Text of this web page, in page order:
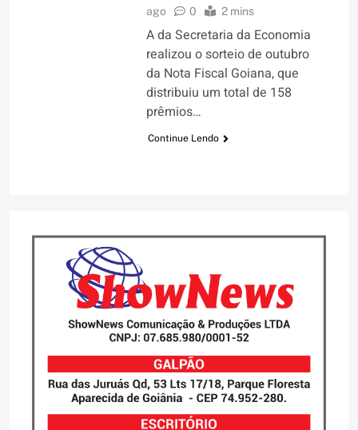
ago
0 2 mins
A da Secretaria da Economia
realizou o sorteio de outubro
da Nota Fiscal Goiana, que
distribuiu um total de 158
prêmios…
Continue Lendo